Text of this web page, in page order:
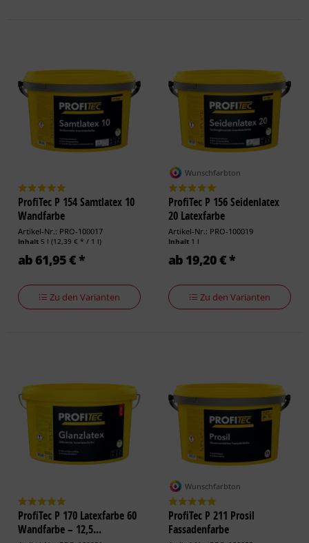
ProfiTec P 154 Samtlatex 10
Wandfarbe
Artikel-Nr.: PRO-100017
Inhalt 5 l(12,39 € * / 1 l)
ab 61,95 € *
Zu den Varianten
Wunschfarbton
ProfiTec P 156 Seidenlatex
20 Latexfarbe
Artikel-Nr.: PRO-100019
Inhalt 1 l
ab 19,20 € *
Zu den Varianten
ProfiTec P 170 Latexfarbe 60
Wandfarbe – 12,5...
Wunschfarbton
ProfiTec P 211 Prosil
Fassadenfarbe